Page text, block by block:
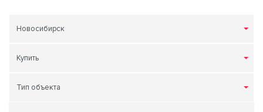
Новосибирск
Купить
Тип объекта